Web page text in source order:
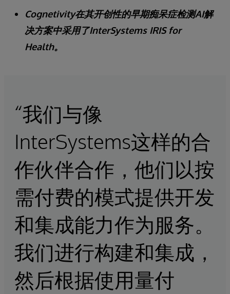
Cognetivity在其开创性的早期痴呆症检测AI解
决方案中采用了InterSystems IRIS for
Health。
“我们与像
InterSystems这样的合
作伙伴合作，他们以按
需付费的模式提供开发
和集成能力作为服务。
我们进行构建和集成，
然后根据使用量付